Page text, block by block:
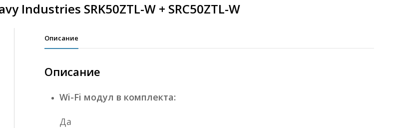
Industries SRK50ZTL-W + SRC50ZTL-W
Описание
Описание
Wi-Fi модул в комплекта:
Да